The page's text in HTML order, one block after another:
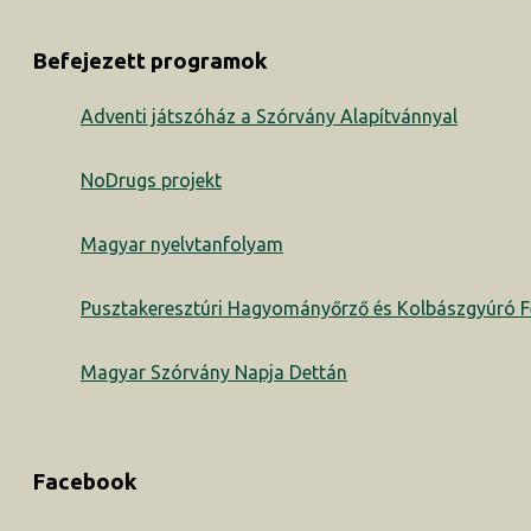
Befejezett programok
Adventi játszóház a Szórvány Alapítvánnyal
NoDrugs projekt
Magyar nyelvtanfolyam
Pusztakeresztúri Hagyományőrző és Kolbászgyúró
Magyar Szórvány Napja Dettán
Facebook